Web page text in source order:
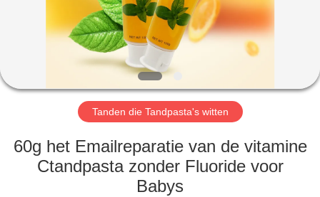
VIDEO'S
ONGEVEER
ONS
FABRIEKSREIS
KWALITEITSCONTROLE
Tanden die Tandpasta's witten
60g het Emailreparatie van de vitamine
Ctandpasta zonder Fluoride voor
Babys